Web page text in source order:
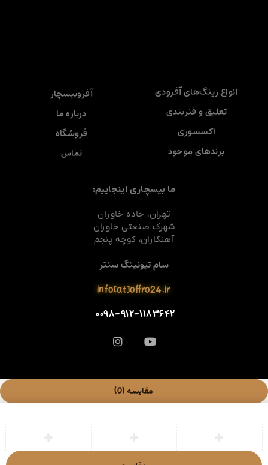
انواع رینگ‌های آفرودی
تعلیق و فنربندی
اکسسوری
برندهای موجود
آفروبیسچار
درباره ما
فروشگاه
تماس
ما بیسچاری اینجاییم:
تهران، جاده خاوران
شهرک صنعتی خاوران
آهنکاران، کوچه پنجم
سام تیونینگ سنتر
info[at]offro24.ir
۰۰۹۸-۹۱۲-۱۱۸۳۶۴۲
مقایسه(0)